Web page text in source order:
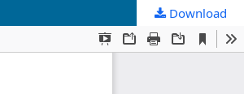
Download